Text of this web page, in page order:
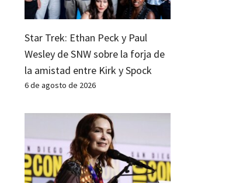
Star Trek: Ethan Peck y Paul
Wesley de SNW sobre la forja de
la amistad entre Kirk y Spock
6 de agosto de 2026